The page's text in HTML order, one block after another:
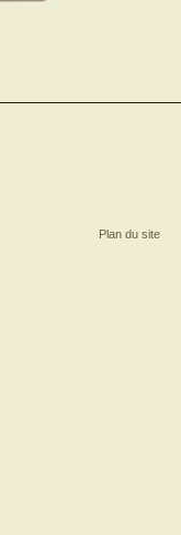
Plan du site